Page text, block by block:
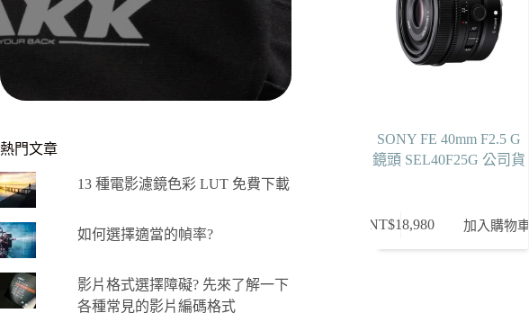
SONY FE 40mm F2.5 G
鏡頭 SEL40F25G 公司貨
NT$18,980 加入購物車
熱門文章
13 種電影濾鏡色彩 LUT 免費下載
如何選擇適當的幀率?
影片格式選擇障礙? 先來了解一下
各種常見的影片編碼格式